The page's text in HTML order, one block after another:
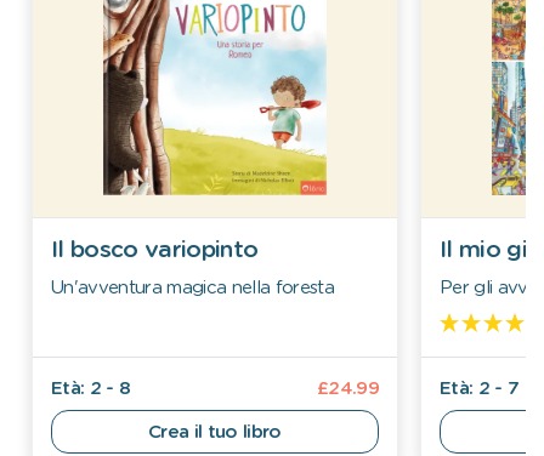
Il bosco variopinto
Un'avventura magica nella foresta
£24.99
Età: 2 - 8
Crea il tuo libro
Il mio
Per gli
Età: 2 - 7